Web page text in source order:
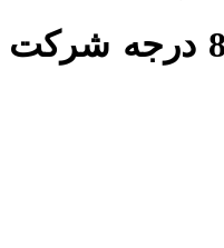
ترموستات پراید 82 درجه شرکت